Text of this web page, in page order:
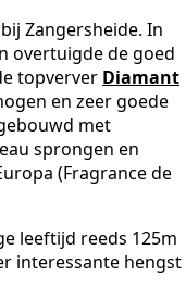
Zangersheide. In
overtuigde de goed
topverver Diamant
en zeer goede
met
sprongen en
(Fragrance de
leeftijd reeds 125m
interessante hengst